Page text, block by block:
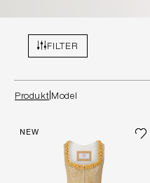
FILTER
Produkt Model
NEW